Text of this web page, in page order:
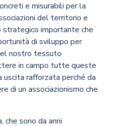
e misurabili per la
del territorio e
strategico importante che
di sviluppo per
nostro tessuto
in campo tutte queste
uscita rafforzata perché da
di un associazionismo che
sono da anni